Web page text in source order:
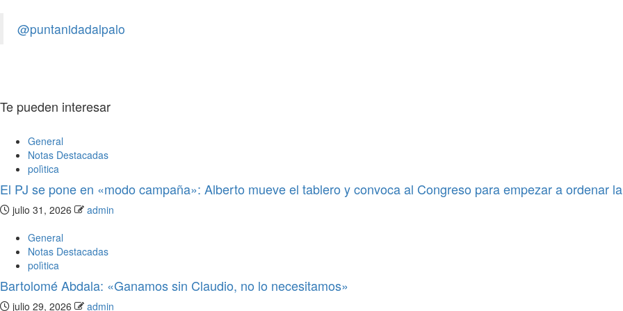
@puntanidadalpalo
de Salud
Te pueden interesar
General
Notas Destacadas
polìtica
El PJ se pone en «modo campaña»: Alberto mueve el tablero y convoca al Congreso para empezar a ordenar
julio 31, 2026
admin
General
Notas Destacadas
polìtica
Bartolomé Abdala: «Ganamos sin Claudio, no lo necesitamos»
julio 29, 2026 admin